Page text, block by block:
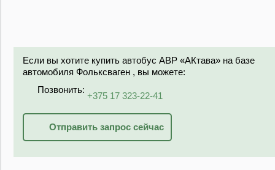
Если вы хотите купить автобус АВР «АКтава» на базе
автомобиля Фольксваген , вы можете:
Позвонить:
+375 17 323-22-41
Отправить запрос сейчас